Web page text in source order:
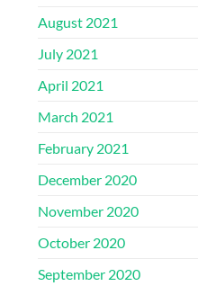
August 2021
July 2021
April 2021
March 2021
February 2021
December 2020
November 2020
October 2020
September 2020